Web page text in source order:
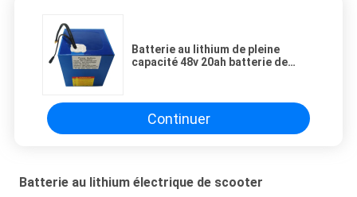
Batterie au lithium de pleine
capacité 48v 20ah batterie de
Continuer
Batterie au lithium électrique de scooter